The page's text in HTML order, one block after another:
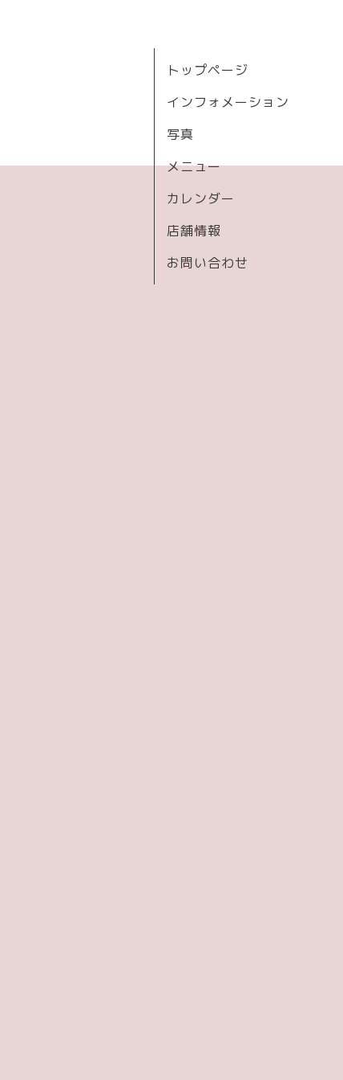
トップページ
インフォメーション
写真
メニュー
カレンダー
店舗情報
お問い合わせ